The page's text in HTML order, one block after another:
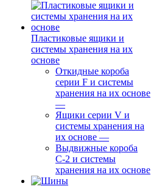
Пластиковые ящики и
системы хранения на их
основе
Откидные короба
серии F и системы
хранения на их основе
—
Ящики серии V и
системы хранения на
их основе —
Выдвижные короба
С-2 и системы
хранения на их основе